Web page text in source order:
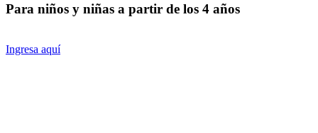
Para niños y niñas a partir de los 4 años
Ingresa aquí